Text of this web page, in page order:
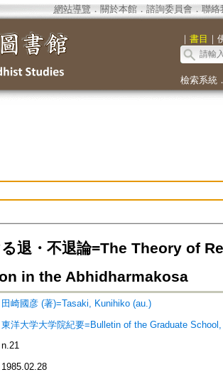
網站導覽 ． 關於本館． 諮詢委員會． 聯絡
｜ 書目 ｜
檢索系統．
退・不退論=The Theory of
in the Abhidharmakosa
田崎國彦 (著)=Tasaki, Kunihiko (au.)
東洋大学大学院紀要=Bulletin of the Graduate
n.21
1985.02.28